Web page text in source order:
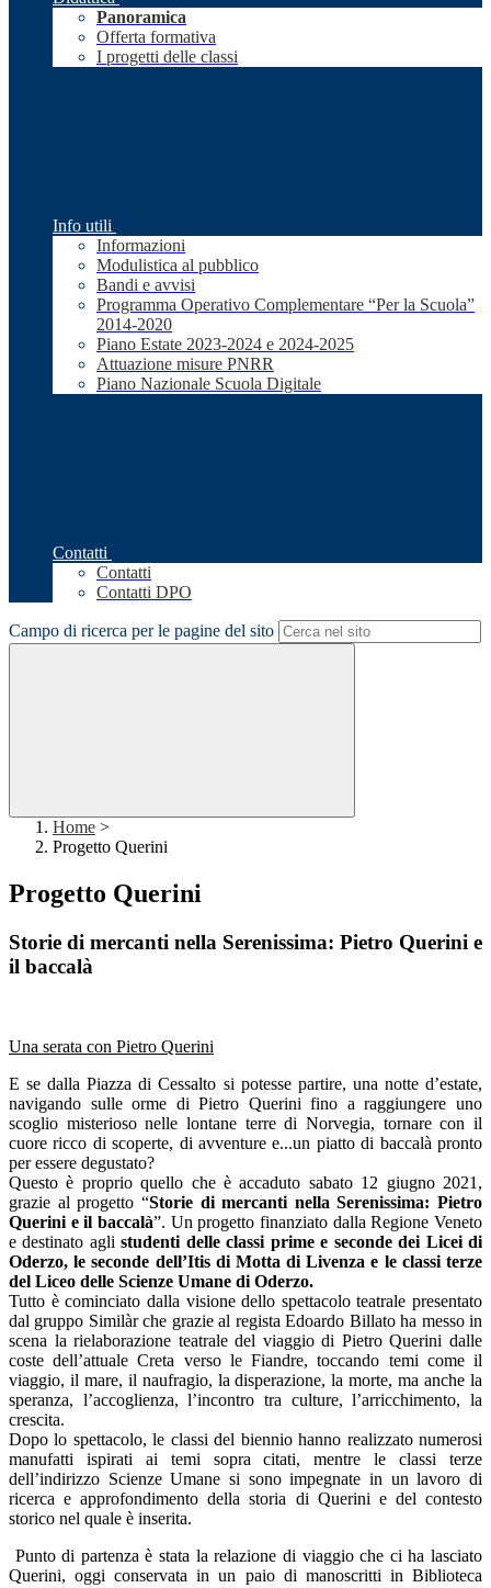
Panoramica
Offerta formativa
I progetti delle classi
Info utili
Informazioni
Modulistica al pubblico
Bandi e avvisi
Programma Operativo Complementare “Per la Scuola”
2014-2020
Piano Estate 2023-2024 e 2024-2025
Attuazione misure PNRR
Piano Nazionale Scuola Digitale
Contatti
Contatti
Contatti DPO
Campo di ricerca per le pagine del sito
Home >
Progetto Querini
Progetto Querini
Storie di mercanti nella Serenissima: Pietro Querini e
il baccalà
Una serata con Pietro Querini
E se dalla Piazza di Cessalto si potesse partire, una notte d’estate,
navigando sulle orme di Pietro Querini fino a raggiungere uno
scoglio misterioso nelle lontane terre di Norvegia, tornare con il
cuore ricco di scoperte, di avventure e...un piatto di baccalà pronto
per essere degustato?
Questo è proprio quello che è accaduto sabato 12 giugno 2021,
grazie al progetto “Storie di mercanti nella Serenissima: Pietro
Querini e il baccalà”. Un progetto finanziato dalla Regione Veneto
e destinato aglistudenti delle classi prime e seconde dei Licei di
Oderzo, le seconde dell’Itis di Motta di Livenza e le classi terze
del Liceo delle Scienze Umane di Oderzo.
Tutto è cominciato dalla visione dello spettacolo teatrale presentato
dal gruppo Similàr che grazie al regista Edoardo Billato ha messo in
scena la rielaborazione teatrale del viaggio di Pietro Querini dalle
coste dell’attuale Creta verso le Fiandre, toccando temi come il
viaggio, il mare, il naufragio, la disperazione, la morte, ma anche la
speranza, l’accoglienza, l’incontro tra culture, l’arricchimento, la
crescita.
Dopo lo spettacolo, le classi del biennio hanno realizzato numerosi
manufatti ispirati ai temi sopra citati, mentre le classi terze
dell’indirizzo Scienze Umane si sono impegnate in un lavoro di
ricerca e approfondimento della storia di Querini e del contesto
storico nel quale è inserita.
Punto di partenza è stata la relazione di viaggio che ci ha lasciato
Querini, oggi conservata in un paio di manoscritti in Biblioteca